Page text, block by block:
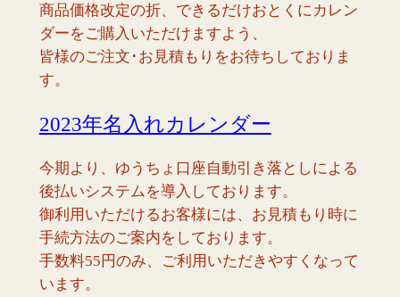
商品価格改定の折、できるだけおとくにカレン
ダーをご購入いただけますよう、
皆様のご注文･お見積もりをお待ちしておりま
す。
2023年名入れカレンダー
今期より、ゆうちょ口座自動引き落としによる
後払いシステムを導入しております。
御利用いただけるお客様には、お見積もり時に
手続方法のご案内をしております。
手数料55円のみ、ご利用いただきやすくなって
います。